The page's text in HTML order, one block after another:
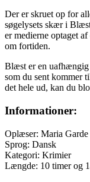
Der er skruet op for
søgelysets skær i
er medierne optaget
om fortiden.
Blæst er en
som du sent kommer
det hele ud, kan du
Informationer:
Oplæser: Maria Garde
Sprog: Dansk
Kategori: Krimier
Længde: 10 timer og